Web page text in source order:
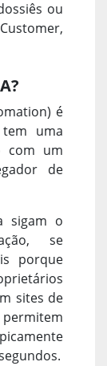
ou
é
uma
com um
de
sigam o
se
porque
sites de
permitem